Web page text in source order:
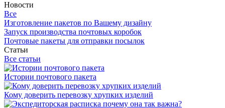
Новости
Все
Изготовление пакетов по Вашему дизайну
Запуск производства почтовых коробок
Почтовые пакеты для отправки посылок
Статьи
Все статьи
Истории почтового пакета
Кому доверить перевозку хрупких изделий